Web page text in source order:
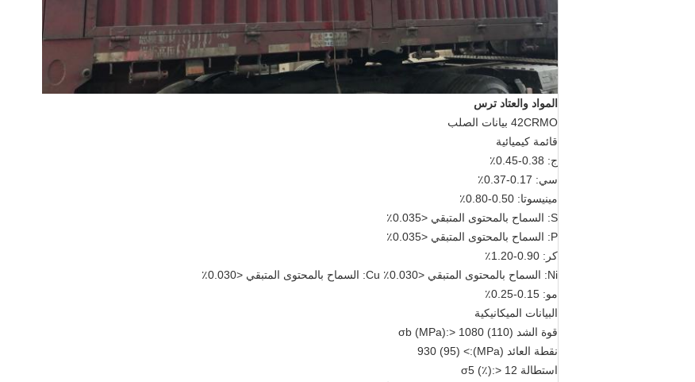
المواد والعتاد ترس
42CRMO بيانات الصلب
قائمة كيميائية
ج: 0.38-0.45٪
سي: 0.17-0.37٪
مينيسوتا: 0.50-0.80٪
S: السماح بالمحتوى المتبقي <0.035٪
P: السماح بالمحتوى المتبقي <0.035٪
كر: 0.90-1.20٪
Ni: السماح بالمحتوى المتبقي <0.030٪ Cu: السماح بالمحتوى المتبقي <0.030٪
مو: 0.15-0.25٪
البيانات الميكانيكية
قوة الشد σb (MPa):> 1080 (110)
نقطة العائد (MPa):> 930 (95)
استطالة σ5 (٪):> 12